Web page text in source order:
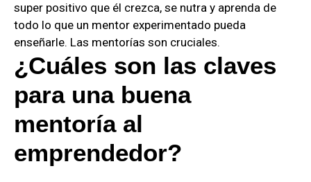
super positivo que él crezca, se nutra y aprenda de
todo lo que un mentor experimentado pueda
enseñarle. Las mentorías son cruciales.
¿Cuáles son las claves
para una buena
mentoría al
emprendedor?